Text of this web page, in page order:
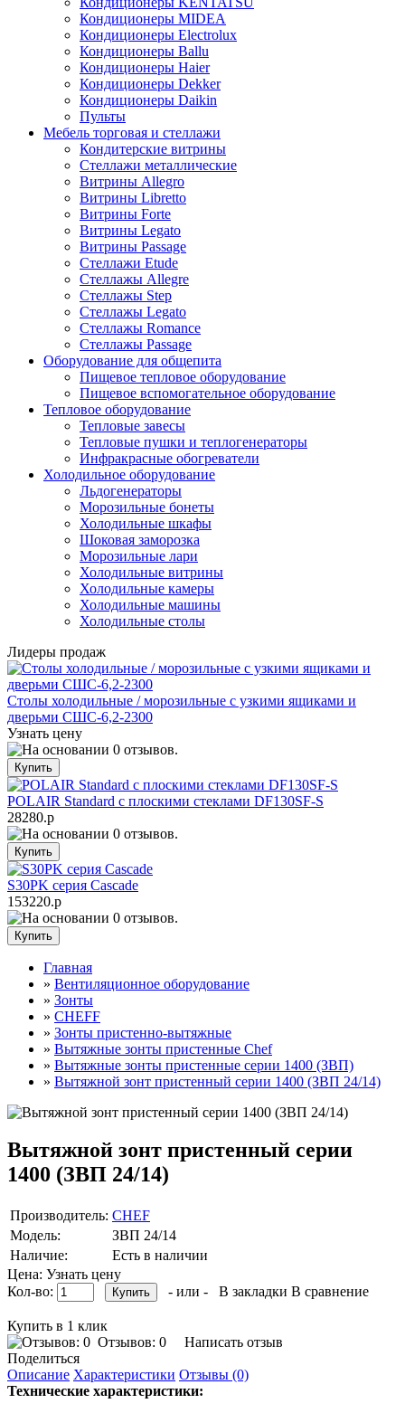
Кондиционеры MIDEA
Кондиционеры Electrolux
Кондиционеры Ballu
Кондиционеры Haier
Кондиционеры Dekker
Кондиционеры Daikin
Пульты
Мебель торговая и стеллажи
Кондитерские витрины
Стеллажи металлические
Витрины Allegro
Витрины Libretto
Витрины Forte
Витрины Legato
Витрины Passage
Стеллажи Etude
Стеллажы Allegre
Стеллажы Step
Стеллажы Legato
Стеллажы Romance
Стеллажы Passage
Оборудование для общепита
Пищевое тепловое оборудование
Пищевое вспомогательное оборудование
Тепловое оборудование
Тепловые завесы
Тепловые пушки и теплогенераторы
Инфракрасные обогреватели
Холодильное оборудование
Льдогенераторы
Морозильные бонеты
Холодильные шкафы
Шоковая заморозка
Морозильные лари
Холодильные витрины
Холодильные камеры
Холодильные машины
Холодильные столы
Лидеры продаж
Столы холодильные / морозильные с узкими ящиками и
дверьми СШС-6,2-2300
Узнать цену
POLAIR Standard с плоскими стеклами DF130SF-S
28280.р
S30PK серия Cascade
153220.р
Главная
» Вентиляционное оборудование
» Зонты
» CHEFF
» Зонты пристенно-вытяжные
» Вытяжные зонты пристенные Chef
» Вытяжные зонты пристенные серии 1400 (ЗВП)
» Вытяжной зонт пристенный серии 1400 (ЗВП 24/14)
Вытяжной зонт пристенный серии
1400 (ЗВП 24/14)
Производитель: CHEF
Модель:
ЗВП 24/14
Наличие:
Есть в наличии
Цена: Узнать цену
Кол-во:
- или - В закладки В сравнение
Купить в 1 клик
Отзывов: 0
Написать отзыв
Поделиться
Описание Характеристики Отзывы (0)
Технические характеристики: